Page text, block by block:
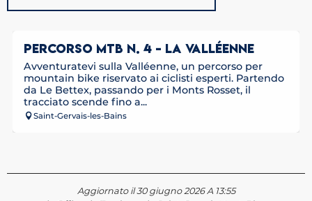
PERCORSO MTB N. 4 - LA VALLÉENNE
Avventuratevi sulla Valléenne, un percorso per
mountain bike riservato ai ciclisti esperti. Partendo
da Le Bettex, passando per i Monts Rosset, il
tracciato scende fino a...
Saint-Gervais-les-Bains
Aggiornato il 30 giugno 2026 A 13:55